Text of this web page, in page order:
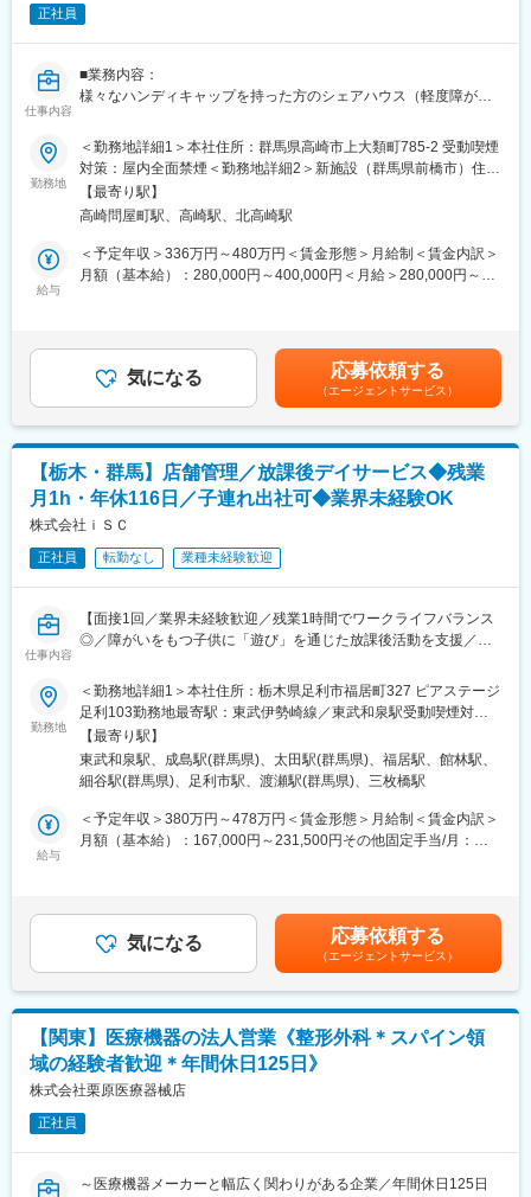
未経験から2年でリーダー、9年で複数営業所を統括するブロック
のチャレンジも可能。
＜2年目以降のキャリア例＞
本社勤務では経理、総務、人事などの部署の中から配属先が決
事務系の仕事が中心になり、現場同様20-30代の社員が多く分から
ない事があれば、すぐに相談が可能です。また、一度本社帰任し
た後でも、介護現場への復帰が可能です。
・採用にチャレンジし3年目は現場職に戻りフロアリーダーなど責
任者の立場を目指す。
・経理にチャレンジし3年目以降も経理として主任や係長を目指す
【研修制度】
■各事業所の座学・実技研修、年次に応じたフォローアップ研修に
修・フォロー体制を用意しています。
■キャリアアップに必要な資格は1~3年目にかけて取得が可能で
す。
※資格取得に必要な外部講習や試験は出社扱い・費用全額支給し全
面的にバックアップいたします。
【当社について】
年齢や経験は問わず興味を持っていただいた方とは全員と面接を
させていただいております。会社説明会を随時開催しております
ので、お気軽にご参加ください♪
正社員
仕事内容
■業務内容：
様々なハンディキャップを持った方のシェアハウス（軽度障がい
い各入居者様の個別支援計画を作成していただきます。
また、施設外にて他社様の施設訪問を行い、宣伝、広報活動を行
います。
■配属先について：
勤務先施設は新築のため綺麗な建物で、20～70代のスタッフが活
躍しています。
利用者様一人一人に合った個別の援助を行います。
相談・入浴・排せつ・食事の介助や健康管理・金銭管理の支援、
ご家族・就労施設との連絡調整、その他日常生活に必要な支援を
安心・安全に生活していただく事を目指しており、ケア日記を毎
日記入し、体調の変化や状態の変化を早期発見できるよう努める
ことや緊急時対応等の各種マニュアルを作成し、安全な日常の場
を確保するなど、力を入れています。
変更の範囲：会社の定める業務
勤務地
＜勤務地詳細1＞本社住所：群馬県高崎市上大類町785-2 受動喫煙
対策：屋内全面禁煙＜勤務地詳細2＞新施設（群馬県前橋市）住
所：群馬県前橋市 受動喫煙対策：屋内全面禁煙＜勤務地詳細3＞
新施設（埼玉県熊谷市）住所：埼玉県熊谷市 受動喫煙対策：屋内
【最寄り駅】
高崎問屋町駅、高崎駅、北高崎駅
給与
＜予定年収＞336万円～480万円＜賃金形態＞月給制＜賃金内訳＞
月額（基本給）：280,000円～400,000円＜月給＞280,000円～
気になる 応募依頼する
（エージェントサービス）
【栃木・群馬】店舗管理／放課後デイサービス◆残業
月1h・年休116日／子連れ出社可◆業界未経験OK
株式会社ｉＳＣ
正社員 転勤なし 業種未経験歓迎
仕事内容
【面接1回／業界未経験歓迎／残業1時間でワークライフバランス
◎／障がいをもつ子供に「遊び」を通じた放課後活動を支援／地
■業務内容：
ぽかぽかグループで地域貢献を目指し、一緒に働きませんか。あ
なたには以下の業務を担当していただきます。
1．売上、在庫、発注、営業、帳票作成
2．スタッフのシフト、勤怠管理、指導
3．衛生、安全管理
4．就労支援の一環として運営されている店舗の管理業務
■組織構成：
配属先は本部または当社施設のいずれか（足利、太田、館林）と
サポートしますので、安心して業務に取り組むことができます。
＜勤務地その他＞
ぽかぽか広場足利（栃木県足利市福居町1599-1）／ぽかぽか広場
太田第2（群馬県太田市大島町342番地4）／ぽかぽか広場太田第
3（群馬県太田市小舞木町629番地）／ぽかぽか広場足利第2（栃
木県足利市福居町1600-1）／ぽかぽか生活足利（栃木県足利市福
居町1600-1）
勤務地
＜勤務地詳細1＞本社住所：栃木県足利市福居町327 ピアステージ
足利103勤務地最寄駅：東武伊勢崎線／東武和泉駅受動喫煙対
策：屋内全面禁煙＜勤務地詳細2＞ぽかぽか広場館林住所：群馬県
館林市西高根町513番地2 受動喫煙対策：屋内全面禁煙＜勤務地詳
細3＞ぽかぽか広場太田住所：群馬県太田市浜町63-7 受動喫煙対
【最寄り駅】
東武和泉駅、成島駅(群馬県)、太田駅(群馬県)、福居駅、館林駅、
細谷駅(群馬県)、足利市駅、渡瀬駅(群馬県)、三枚橋駅
給与
＜予定年収＞380万円～478万円＜賃金形態＞月給制＜賃金内訳＞
月額（基本給）：167,000円～231,500円その他固定手当/月：
業手当＞有＜給与補足＞■昇給：年1回（業績連動）■賞与：年2回
（業績連動）※賞与は、入社時期によって金額が変わります■その
他固定手当詳細：役職手当、職務手当賃金はあくまでも目安の金
額であり、選考を通じて上下する可能性があります。月給(月額)は
固定手当を含めた表記です。
気になる 応募依頼する
（エージェントサービス）
【関東】医療機器の法人営業《整形外科＊スパイン領
域の経験者歓迎＊年間休日125日》
株式会社栗原医療器械店
正社員
～医療機器メーカーと幅広く関わりがある企業／年間休日125日